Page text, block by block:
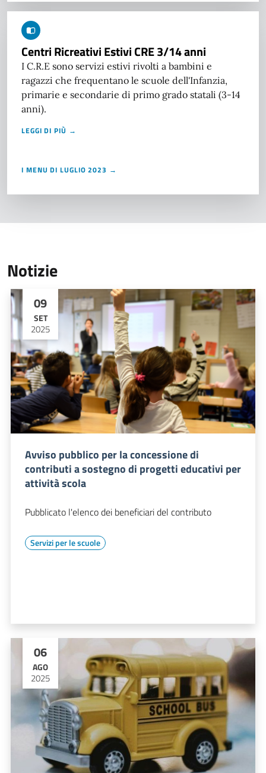
Centri Ricreativi Estivi CRE 3/14 anni
I C.R.E sono servizi estivi rivolti a bambini e
ragazzi che frequentano le scuole dell'Infanzia,
primarie e secondarie di primo grado statali (3-14
anni).
LEGGI DI PIÙ →
I MENU DI LUGLIO 2023 →
Notizie
09
SET
2025
Avviso pubblico per la concessione di
contributi a sostegno di progetti educativi per
attività scola
Pubblicato l'elenco dei beneficiari del contributo
Servizi per le scuole
06
AGO
2025